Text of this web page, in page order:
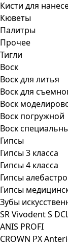
Кисти для
Кюветы
Палитры
Прочее
Тигли
Воск
Воск для литья
Воск для
Воск
Воск погружной
Воск
Гипсы
Гипсы 3 класса
Гипсы 4 класса
Гипсы
Гипсы
Зубы
SR Vivodent S
ANIS PROFI
CROWN PX